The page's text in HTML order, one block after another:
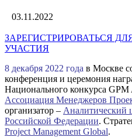
03.11.2022
ЗАРЕГИСТРИРОВАТЬСЯ
УЧАСТИЯ
8 декабря 2022 года в Москве
конференция и церемония
Национального конкурса GPM
Ассоциация Менеджеров
организатор – Аналитический
Российской Федерации.
Project Management Global.